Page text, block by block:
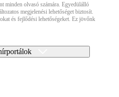
minden olvasó számára. Egyedülálló
megjelenési lehetőséget biztosít.
és fejlődési lehetőségeket. Ez jövőnk